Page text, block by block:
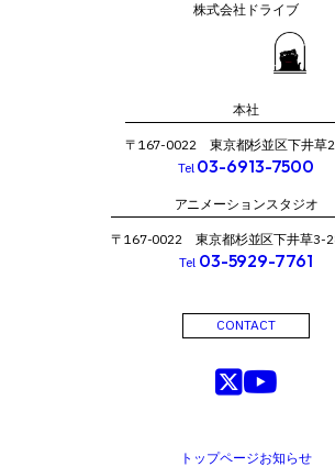
株式会社ドライブ
本社
〒167-0022 東京都杉並区下井草
Tel 03-6913-7500
アニメーションスタジオ
〒167-0022 東京都杉並区下井草3-
Tel 03-5929-7761
CONTACT
トップページお知らせ